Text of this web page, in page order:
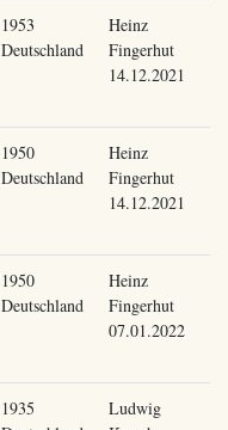
1953
Deutschland
Heinz
Fingerhut
14.12.2021
1950
Deutschland
Heinz
Fingerhut
14.12.2021
1950
Deutschland
Heinz
Fingerhut
07.01.2022
1935
Ludwig